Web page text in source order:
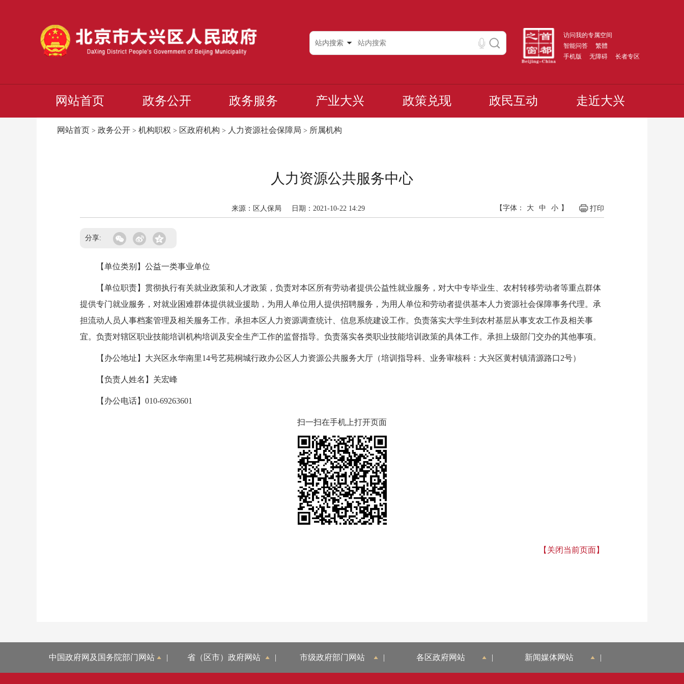
访问我的专属空间
智能问答
繁體
手机版
无障碍 长者专区
站内搜索
网站首页 政务公开 政务服务 产业大兴 政策兑现 政民互动 走近大兴
网站首页 > 政务公开 > 机构职权 > 区政府机构 > 人力资源社会保障局 > 所属机构
人力资源公共服务中心
来源：区人保局 日期：2021-10-22 14:29 打印
【字体： 大 中 小 】
分享:
【单位类别】公益一类事业单位
【单位职责】贯彻执行有关就业政策和人才政策，负责对本区所有劳动者提供公益性就业服务，对大中专毕业生、农村转移劳动者等重点群体
提供专门就业服务，对就业困难群体提供就业援助，为用人单位用人提供招聘服务，为用人单位和劳动者提供基本人力资源社会保障事务代理。承
担流动人员人事档案管理及相关服务工作。承担本区人力资源调查统计、信息系统建设工作。负责落实大学生到农村基层从事支农工作及相关事
宜。负责对辖区职业技能培训机构培训及安全生产工作的监督指导。负责落实各类职业技能培训政策的具体工作。承担上级部门交办的其他事项。
【办公地址】大兴区永华南里14号艺苑桐城行政办公区人力资源公共服务大厅（培训指导科、业务审核科：大兴区黄村镇清源路口2号）
【负责人姓名】关宏峰
【办公电话】010-69263601
扫一扫在手机上打开页面
【关闭当前页面】
中国政府网及国务院部门网站 | 省（区市）政府网站 | 市级政府部门网站 | 各区政府网站 | 新闻媒体网站 |